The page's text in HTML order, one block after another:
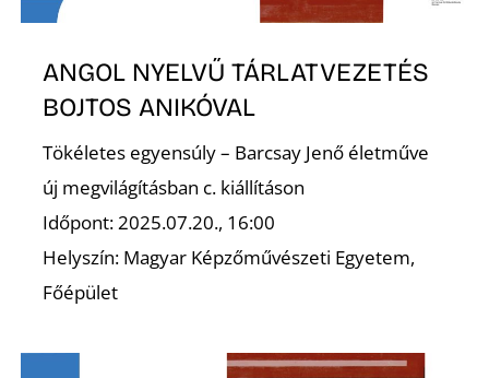
ANGOL NYELVŰ TÁRLATVEZETÉS
BOJTOS ANIKÓVAL
Tökéletes egyensúly – Barcsay Jenő életműve
új megvilágításban c. kiállításon
Időpont: 2025.07.20., 16:00
Helyszín: Magyar Képzőművészeti Egyetem,
Főépület